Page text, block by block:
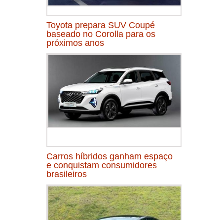
Toyota prepara SUV Coupé
baseado no Corolla para os
próximos anos
Carros híbridos ganham espaço
e conquistam consumidores
brasileiros